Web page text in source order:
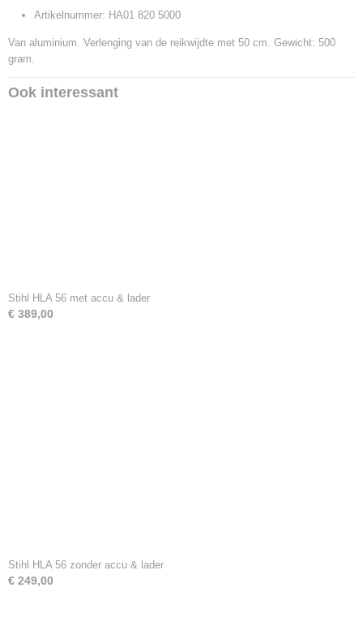
Artikelnummer: HA01 820 5000
Van aluminium. Verlenging van de reikwijdte met 50 cm. Gewicht: 500
gram.
Ook interessant
Stihl HLA 56 met accu & lader
€ 389,00
Stihl HLA 56 zonder accu & lader
€ 249,00